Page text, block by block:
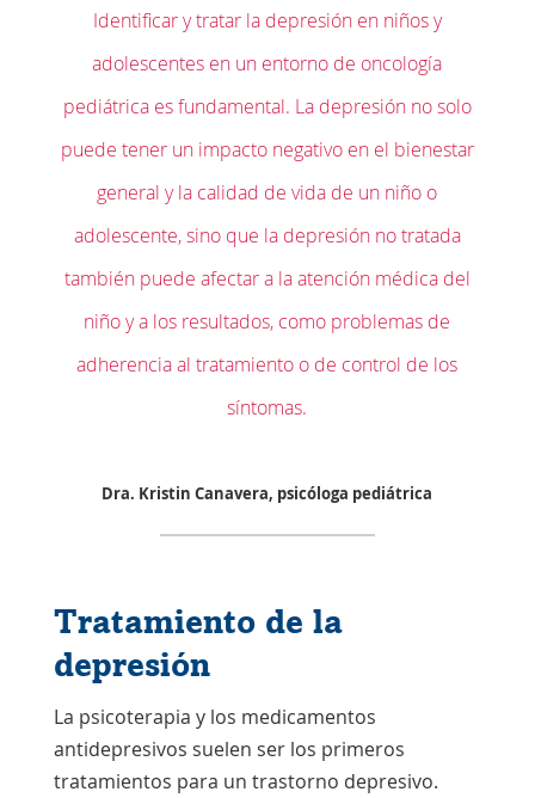
Identificar y tratar la depresión en niños y
adolescentes en un entorno de oncología
pediátrica es fundamental. La depresión no solo
puede tener un impacto negativo en el bienestar
general y la calidad de vida de un niño o
adolescente, sino que la depresión no tratada
también puede afectar a la atención médica del
niño y a los resultados, como problemas de
adherencia al tratamiento o de control de los
síntomas.
Dra. Kristin Canavera, psicóloga pediátrica
Tratamiento de la
depresión
La psicoterapia y los medicamentos
antidepresivos suelen ser los primeros
tratamientos para un trastorno depresivo.